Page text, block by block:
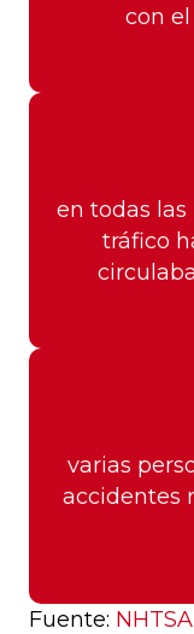
con
en todas
tráfico
varias
accidentes
Fuente: NHTSA